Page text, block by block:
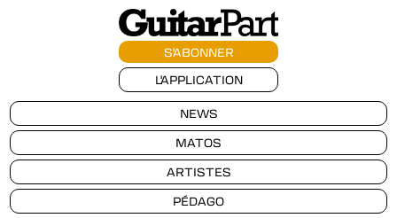
S'ABONNER
L'APPLICATION
NEWS
MATOS
ARTISTES
PÉDAGO